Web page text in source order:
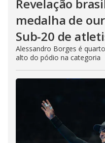
Revelação
medalha de
Sub-20 de
Alessandro Borges é
alto do pódio na categoria